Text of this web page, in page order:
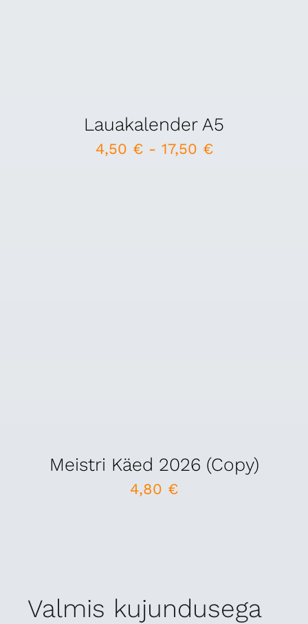
Lauakalender A5
4,50 €- 17,50 €
Meistri Käed 2026 (Copy)
4,80 €
Valmis kujundusega